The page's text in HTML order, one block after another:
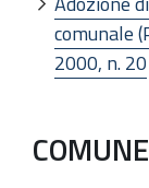
comunale
2000, n. 20